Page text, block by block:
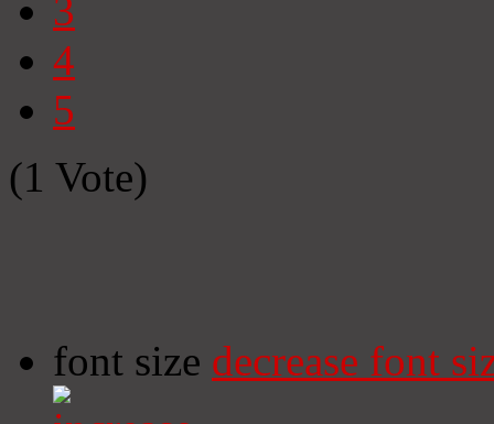
3
4
5
(1 Vote)
font size decrease font